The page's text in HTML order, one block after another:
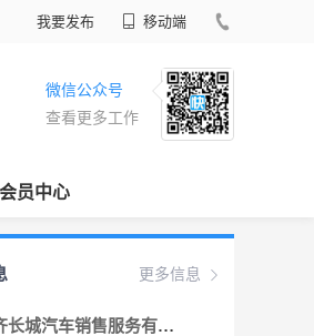
我要发布 移动端
微信公众号
查看更多工作
会员中心
更多信息
湖南鑫齐长城汽车销售服务有限公司